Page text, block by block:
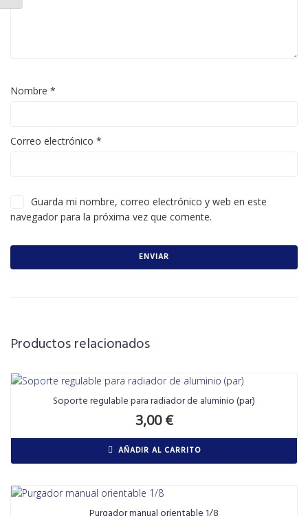
Nombre *
Correo electrónico *
Guarda mi nombre, correo electrónico y web en este
navegador para la próxima vez que comente.
Productos relacionados
Soporte regulable para radiador de aluminio (par)
3,00€
AÑADIR AL CARRITO